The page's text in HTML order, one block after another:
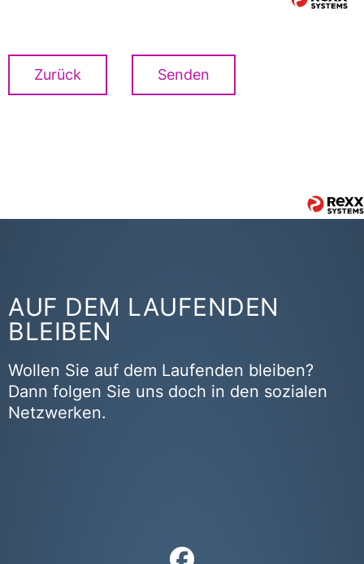
Zurück Senden
AUF DEM LAUFENDEN
BLEIBEN
Wollen Sie auf dem Laufenden bleiben?
Dann folgen Sie uns doch in den sozialen
Netzwerken.